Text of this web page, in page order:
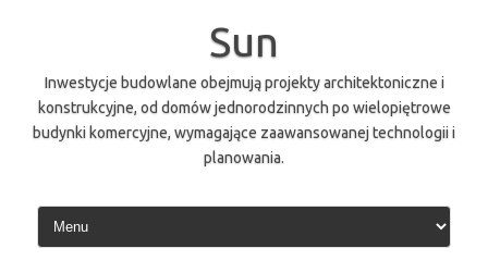
Sun
Inwestycje budowlane obejmują projekty architektoniczne i
konstrukcyjne, od domów jednorodzinnych po wielopiętrowe
budynki komercyjne, wymagające zaawansowanej technologii i
planowania.